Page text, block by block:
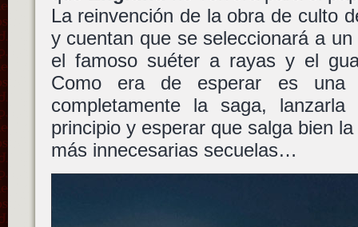
La reinvención de la obra de culto
y cuentan que se seleccionará a
el famoso suéter a rayas y el
Como era de esperar es una
completamente la saga,
principio y esperar que salga bien
más innecesarias secuelas…